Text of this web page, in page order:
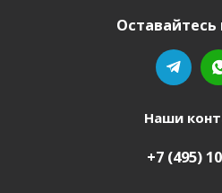
Оставайтесь
Наши
+7 (495)